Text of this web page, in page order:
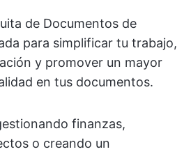
de Documentos de
para simplificar tu trabajo,
y promover un mayor
en tus documentos.
finanzas,
o creando un